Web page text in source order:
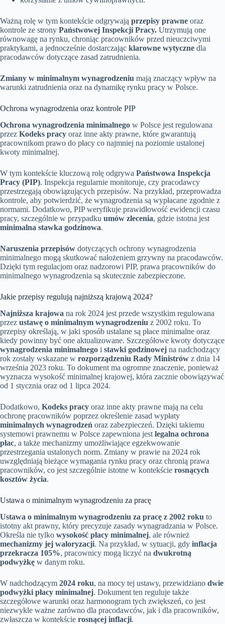
Ważną rolę w tym kontekście odgrywają przepisy prawne oraz
kontrole ze strony Państwowej Inspekcji Pracy. Utrzymują one
równowagę na rynku, chroniąc pracowników przed nieuczciwymi
praktykami, a jednocześnie dostarczając klarowne wytyczne dla
pracodawców dotyczące zasad zatrudnienia.
Zmiany w minimalnym wynagrodzeniu mają znaczący wpływ na
warunki zatrudnienia oraz na dynamikę rynku pracy w Polsce.
Ochrona wynagrodzenia oraz kontrole PIP
Ochrona wynagrodzenia minimalnego w Polsce jest regulowana
przez Kodeks pracy oraz inne akty prawne, które gwarantują
pracownikom prawo do płacy co najmniej na poziomie ustalonej
kwoty minimalnej.
W tym kontekście kluczową rolę odgrywa Państwowa Inspekcja
Pracy (PIP). Inspekcja regularnie monitoruje, czy pracodawcy
przestrzegają obowiązujących przepisów. Na przykład, przeprowadza
kontrole, aby potwierdzić, że wynagrodzenia są wypłacane zgodnie z
normami. Dodatkowo, PIP weryfikuje prawidłowość ewidencji czasu
pracy, szczególnie w przypadku umów zlecenia, gdzie istotna jest
minimalna stawka godzinowa.
Naruszenia przepisów dotyczących ochrony wynagrodzenia
minimalnego mogą skutkować nałożeniem grzywny na pracodawców.
Dzięki tym regulacjom oraz nadzorowi PIP, prawa pracowników do
minimalnego wynagrodzenia są skutecznie zabezpieczone.
Jakie przepisy regulują najniższą krajową 2024?
Najniższa krajowa na rok 2024 jest przede wszystkim regulowana
przez ustawę o minimalnym wynagrodzeniu z 2002 roku. To
przepisy określają, w jaki sposób ustalane są płace minimalne oraz
kiedy powinny być one aktualizowane. Szczegółowe kwoty dotyczące
wynagrodzenia minimalnego i stawki godzinowej na nadchodzący
rok zostały wskazane w rozporządzeniu Rady Ministrów z dnia 14
września 2023 roku. To dokument ma ogromne znaczenie, ponieważ
wyznacza wysokość minimalnej krajowej, która zacznie obowiązywać
od 1 stycznia oraz od 1 lipca 2024.
Dodatkowo, Kodeks pracy oraz inne akty prawne mają na celu
ochronę pracowników poprzez określenie zasad wypłaty
minimalnych wynagrodzeń oraz zabezpieczeń. Dzięki takiemu
systemowi prawnemu w Polsce zapewniona jest legalna ochrona
płac, a także mechanizmy umożliwiające egzekwowanie
przestrzegania ustalonych norm. Zmiany w prawie na 2024 rok
uwzględniają bieżące wymagania rynku pracy oraz chronią prawa
pracowników, co jest szczególnie istotne w kontekście rosnących
kosztów życia.
Ustawa o minimalnym wynagrodzeniu za pracę
Ustawa o minimalnym wynagrodzeniu za pracę z 2002 roku to
istotny akt prawny, który precyzuje zasady wynagradzania w Polsce.
Określa nie tylko wysokość płacy minimalnej, ale również
mechanizmy jej waloryzacji. Na przykład, w sytuacji, gdy inflacja
przekracza 105%, pracownicy mogą liczyć na dwukrotną
podwyżkę w danym roku.
W nadchodzącym 2024 roku, na mocy tej ustawy, przewidziano dwie
podwyżki płacy minimalnej. Dokument ten reguluje także
szczegółowe warunki oraz harmonogram tych zwiększeń, co jest
niezwykle ważne zarówno dla pracodawców, jak i dla pracowników,
zwłaszcza w kontekście rosnącej inflacji.